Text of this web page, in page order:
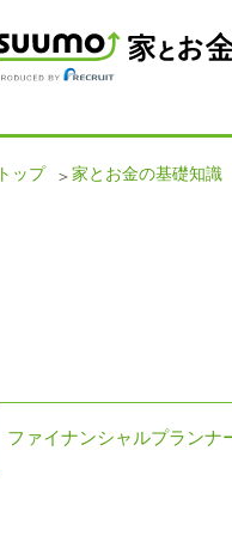
トップ 家とお金の基礎知識
ファイナンシャルプランナ